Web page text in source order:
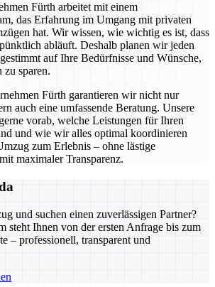
Fürth arbeitet mit einem
das Erfahrung im Umgang mit privaten
hat. Wir wissen, wie wichtig es ist, dass
abläuft. Deshalb planen wir jeden
auf Ihre Bedürfnisse und Wünsche,
zu sparen.
Fürth garantieren wir nicht nur
auch eine umfassende Beratung. Unsere
vorab, welche Leistungen für Ihren
und wie wir alles optimal koordinieren
zum Erlebnis – ohne lästige
maximaler Transparenz.
und suchen einen zuverlässigen Partner?
steht Ihnen von der ersten Anfrage bis zum
– professionell, transparent und